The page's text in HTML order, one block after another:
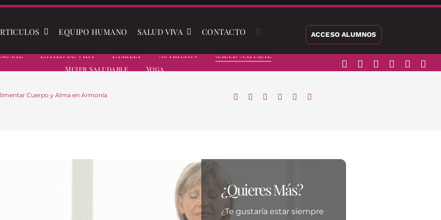
EQUIPO HUMANO SALUD VIVA CONTACTO ACCESO ALUMNOS
Estilo De Vida Familia Nutrición
Salud Natural
Mujer Saludable
Yoga
Cuerpo y Alma en Armonía
¿Quieres Más?
¿Te gustaría estar siempre